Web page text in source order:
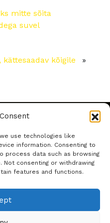
use technologies like
information. Consenting to
process data such as browsing
Not consenting or withdrawing
features and functions.
mitte sõita
suvel
kõigile »